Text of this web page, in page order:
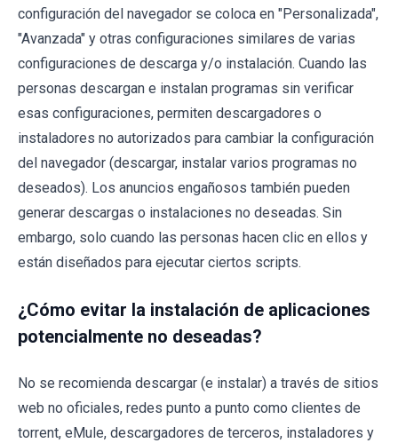
configuración del navegador se coloca en "Personalizada",
"Avanzada" y otras configuraciones similares de varias
configuraciones de descarga y/o instalación. Cuando las
personas descargan e instalan programas sin verificar
esas configuraciones, permiten descargadores o
instaladores no autorizados para cambiar la configuración
del navegador (descargar, instalar varios programas no
deseados). Los anuncios engañosos también pueden
generar descargas o instalaciones no deseadas. Sin
embargo, solo cuando las personas hacen clic en ellos y
están diseñados para ejecutar ciertos scripts.
¿Cómo evitar la instalación de aplicaciones
potencialmente no deseadas?
No se recomienda descargar (e instalar) a través de sitios
web no oficiales, redes punto a punto como clientes de
torrent, eMule, descargadores de terceros, instaladores y